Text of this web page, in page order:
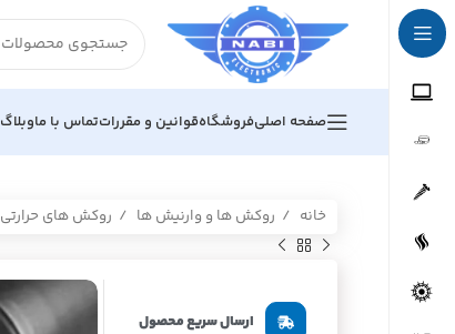
صفحه اصلیفروشگاهقوانین و مقرراتتماس با ماوبلاگ
خانه روکش ها و وارنیش ها روکش های حرارتی
ارسال سریع محصول